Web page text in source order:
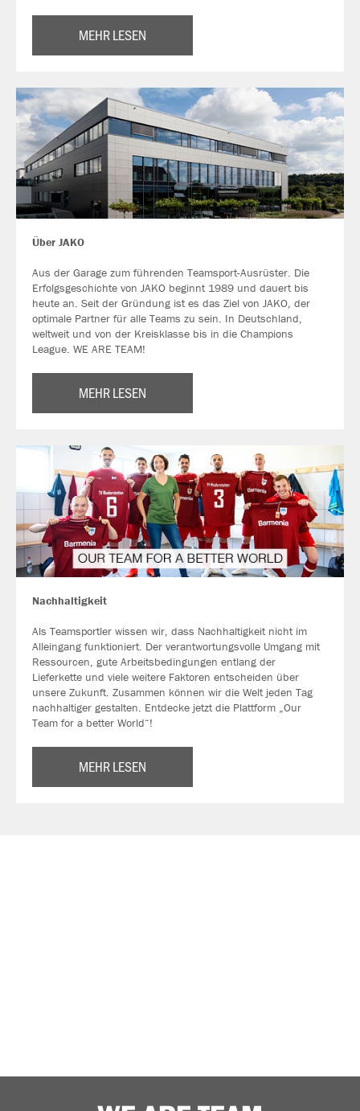
MEHR LESEN
Über JAKO
Aus der Garage zum führenden Teamsport-Ausrüster. Die
Erfolgsgeschichte von JAKO beginnt 1989 und dauert bis
heute an. Seit der Gründung ist es das Ziel von JAKO, der
optimale Partner für alle Teams zu sein. In Deutschland,
weltweit und von der Kreisklasse bis in die Champions
League. WE ARE TEAM!
MEHR LESEN
Nachhaltigkeit
Als Teamsportler wissen wir, dass Nachhaltigkeit nicht im
Alleingang funktioniert. Der verantwortungsvolle Umgang mit
Ressourcen, gute Arbeitsbedingungen entlang der
Lieferkette und viele weitere Faktoren entscheiden über
unsere Zukunft. Zusammen können wir die Welt jeden Tag
nachhaltiger gestalten. Entdecke jetzt die Plattform „Our
Team for a better World“!
MEHR LESEN